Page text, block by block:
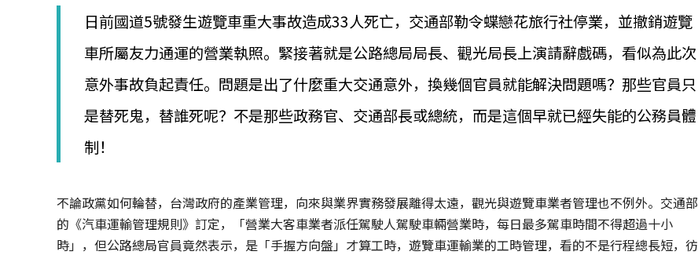
智
財
權
顧
問
│
專
利
美
國
專
利
日前國道5號發生遊覽車重大事故造成33人死亡，交通部勒令蝶戀花旅行社停業，並撤銷遊覽
車所屬友力通運的營業執照。緊接著就是公路總局局長、觀光局長上演請辭戲碼，看似為此次
意外事故負起責任。問題是出了什麼重大交通意外，換幾個官員就能解決問題嗎？那些官員只
是替死鬼，替誰死呢？不是那些政務官、交通部長或總統，而是這個早就已經失能的公務員體
制！
不論政黨如何輪替，台灣政府的產業管理，向來與業界實務發展離得太遠，觀光與遊覽車業者管理也不例外。交通部
的《汽車運輸管理規則》訂定，「營業大客車業者派任駕駛人駕駛車輛營業時，每日最多駕車時間不得超過十小
時」，但公路總局官員竟然表示，是「手握方向盤」才算工時，遊覽車運輸業的工時管理，看的不是行程總長短，彷